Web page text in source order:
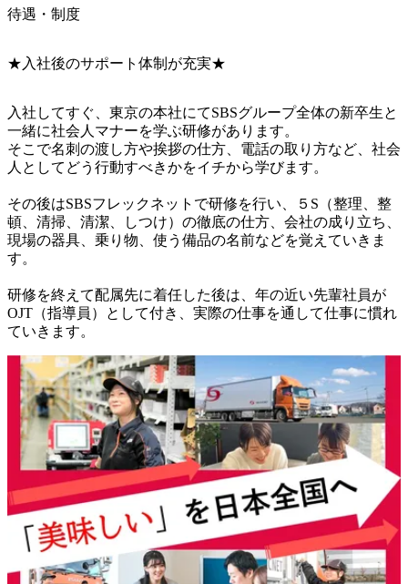
待遇・制度
★入社後のサポート体制が充実★
入社してすぐ、東京の本社にてSBSグループ全体の新卒生と
一緒に社会人マナーを学ぶ研修があります。
そこで名刺の渡し方や挨拶の仕方、電話の取り方など、社会
人としてどう行動すべきかをイチから学びます。
その後はSBSフレックネットで研修を行い、５S（整理、整
頓、清掃、清潔、しつけ）の徹底の仕方、会社の成り立ち、
現場の器具、乗り物、使う備品の名前などを覚えていきま
す。
研修を終えて配属先に着任した後は、年の近い先輩社員が
OJT（指導員）として付き、実際の仕事を通して仕事に慣れ
ていきます。